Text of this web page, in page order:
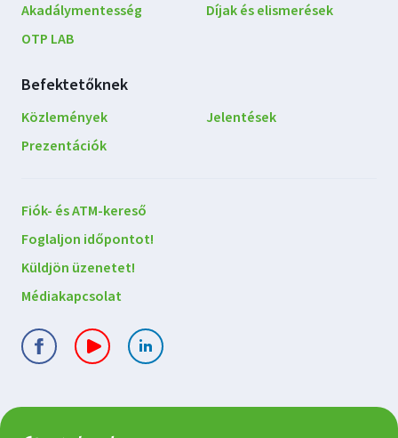
Akadálymentesség
OTP LAB
Díjak és elismerések
Befektetőknek
Közlemények
Jelentések
Prezentációk
Lépjen
kapcsolatba
velünk
Fiók- és ATM-kereső
Foglaljon időpontot!
Küldjön üzenetet!
Médiakapcsolat